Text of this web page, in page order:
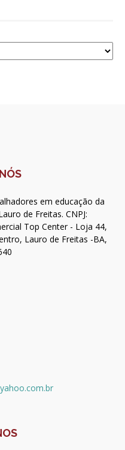
em educação da
de Freitas. CNPJ:
Top Center - Loja 44,
Lauro de Freitas -BA,